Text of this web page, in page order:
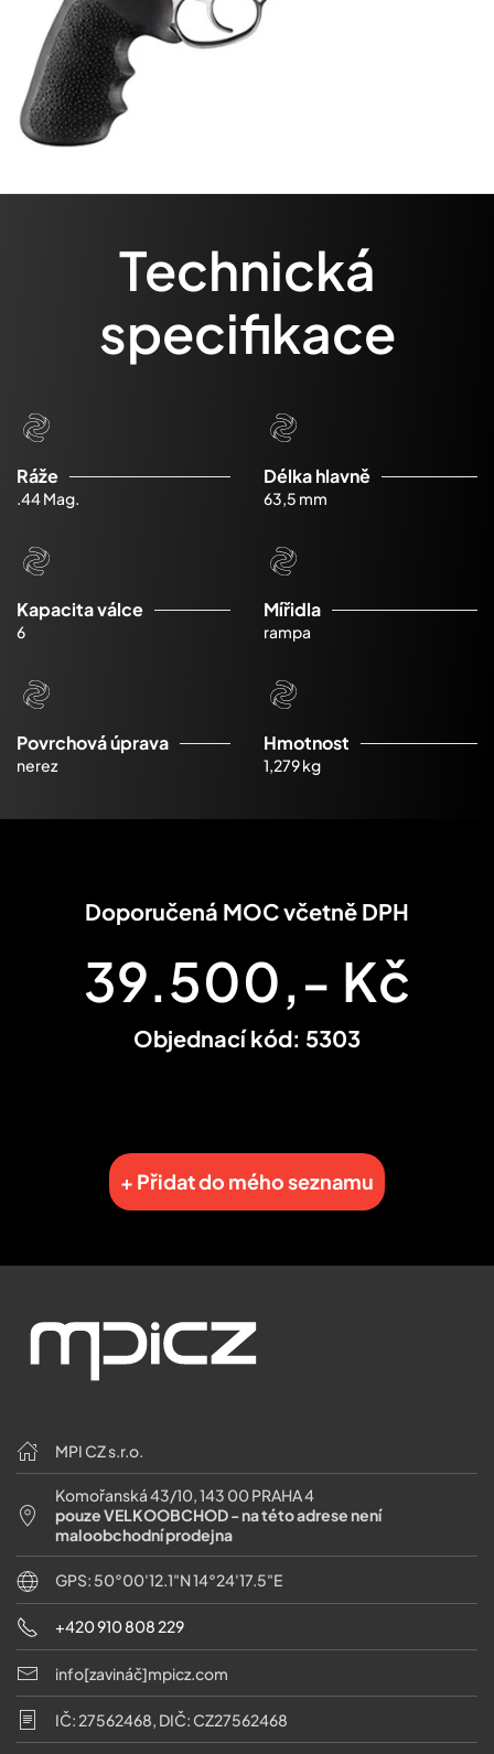
Technická
specifikace
Ráže
.44 Mag.
Délka hlavně
63,5 mm
Kapacita válce
6
Mířidla
rampa
Povrchová úprava
nerez
Hmotnost
1,279 kg
Doporučená MOC včetně DPH
39.500,- Kč
Objednací kód: 5303
+ Přidat do mého seznamu
MPI CZ s.r.o.
Komořanská 43/10, 143 00 PRAHA 4
pouze VELKOOBCHOD - na této adrese není
maloobchodní prodejna
GPS: 50°00'12.1"N 14°24'17.5"E
+420 910 808 229
info[zavináč]mpicz.com
IČ: 27562468, DIČ: CZ27562468